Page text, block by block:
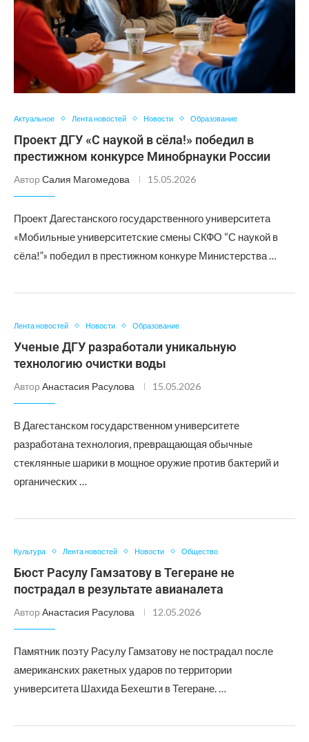
Актуальное Лента новостей Новости Образование
Проект ДГУ «С наукой в сёла!» победил в
престижном конкурсе Минобрнауки России
Автор Салия Магомедова 15.05.2026
Проект Дагестанского государственного университета
«Мобильные университетские смены СКФО “С наукой в
сёла!”» победил в престижном конкуре Министерства …
Лента новостей Новости Образование
Ученые ДГУ разработали уникальную
технологию очистки воды
Автор Анастасия Расулова 15.05.2026
В Дагестанском государственном университете
разработана технология, превращающая обычные
стеклянные шарики в мощное оружие против бактерий и
органических …
Культура Лента новостей Новости Общество
Бюст Расулу Гамзатову в Тегеране не
пострадал в результате авианалета
Автор Анастасия Расулова 12.05.2026
Памятник поэту Расулу Гамзатову не пострадал после
американских ракетных ударов по территории
университета Шахида Бехешти в Тегеране. …